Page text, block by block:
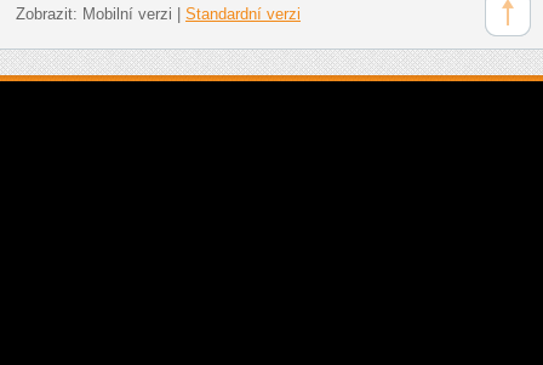
Zobrazit: Mobilní verzi Standardní verzi